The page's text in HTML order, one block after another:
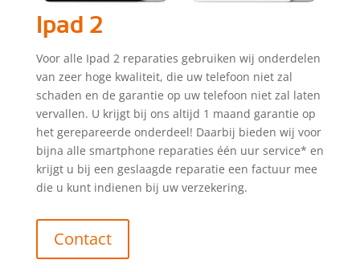
Ipad 2
Voor alle Ipad 2 reparaties gebruiken wij onderdelen
van zeer hoge kwaliteit, die uw telefoon niet zal
schaden en de garantie op uw telefoon niet zal laten
vervallen. U krijgt bij ons altijd 1 maand garantie op
het gerepareerde onderdeel! Daarbij bieden wij voor
bijna alle smartphone reparaties één uur service* en
krijgt u bij een geslaagde reparatie een factuur mee
die u kunt indienen bij uw verzekering.
Contact